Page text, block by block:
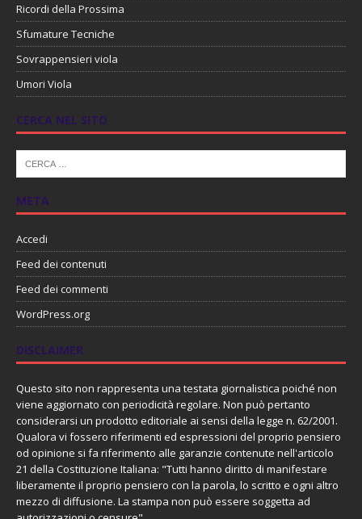
Ricordi della Prossima
Sfumature Tecniche
Sovrappensieri viola
Umori Viola
CERCA NEL SITO
META
Accedi
Feed dei contenuti
Feed dei commenti
WordPress.org
DISCLAIMER
Questo sito non rappresenta una testata giornalistica poiché non
viene aggiornato con periodicità regolare. Non può pertanto
considerarsi un prodotto editoriale ai sensi della legge n. 62/2001.
Qualora vi fossero riferimenti ed espressioni del proprio pensiero
od opinione si fa riferimento alle garanzie contenute nell'articolo
21 della Costituzione Italiana: "Tutti hanno diritto di manifestare
liberamente il proprio pensiero con la parola, lo scritto e ogni altro
mezzo di diffusione. La stampa non può essere soggetta ad